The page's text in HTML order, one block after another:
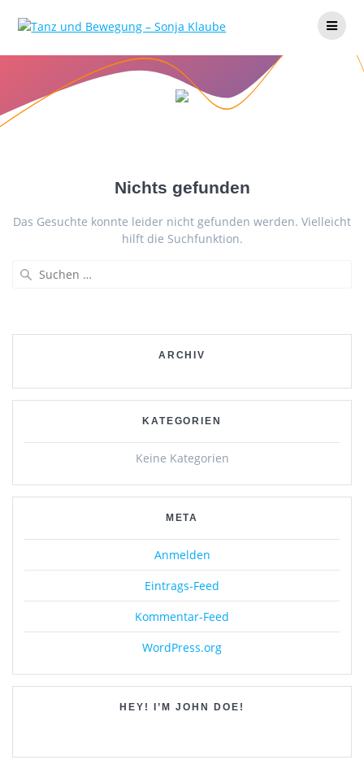
Inhalt
Nichts gefunden
Das Gesuchte konnte leider nicht gefunden werden. Vielleicht
hilft die Suchfunktion.
ARCHIV
KATEGORIEN
Keine Kategorien
META
Anmelden
Eintrags-Feed
Kommentar-Feed
WordPress.org
HEY! I’M JOHN DOE!